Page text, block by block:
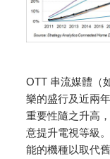
OTT 串流媒體（
樂的盛行及近兩
重要性隨之升高
意提升電視等級
能的機種以取代